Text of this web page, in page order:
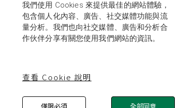
我們使用 Cookies 來提供最佳的網站體驗，
包含個人化內容、廣告、社交媒體功能與流
量分析。我們也向社交媒體、廣告和分析合
作伙伴分享有關您使用我們網站的資訊。
查看 Cookie 說明